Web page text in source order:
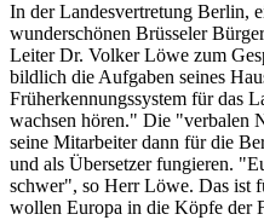
In der Landesvertretung Berlin,
wunderschönen Brüsseler
Leiter Dr. Volker Löwe zum
bildlich die Aufgaben seines
Früherkennungssystem für das
wachsen hören." Die "verbalen
seine Mitarbeiter dann für die
und als Übersetzer fungieren.
schwer", so Herr Löwe. Das ist
wollen Europa in die Köpfe der